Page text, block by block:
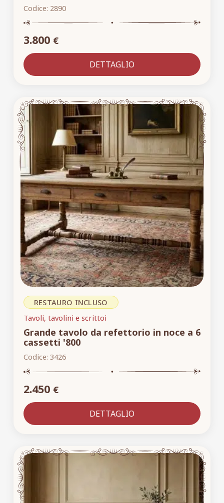
Codice: 2890
3.800 €
DETTAGLIO
RESTAURO INCLUSO
Tavoli, tavolini e scrittoi
Grande tavolo da refettorio in noce a 6
cassetti '800
Codice: 3426
2.450 €
DETTAGLIO